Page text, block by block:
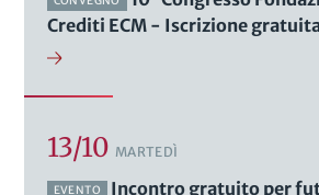
Crediti ECM - Iscrizione
13/10 MARTEDÌ
EVENTO
Incontro gratuito per